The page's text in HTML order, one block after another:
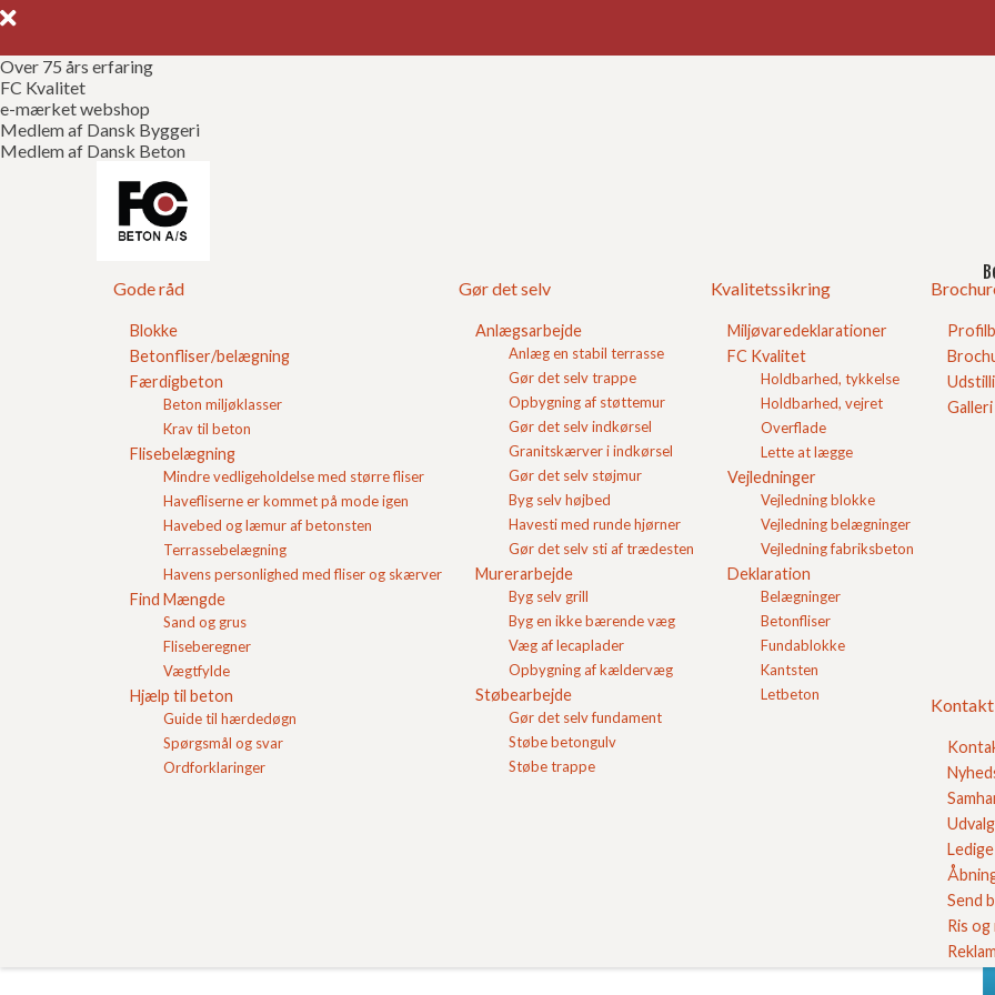
Over 75 års erfaring
FC Kvalitet
e-mærket webshop
Medlem af Dansk Byggeri
Medlem af Dansk Beton
Gode råd
Blokke
Betonfliser/belægning
Færdigbeton
Beton miljøklasser
Krav til beton
Flisebelægning
Mindre vedligeholdelse med større fliser
Havefliserne er kommet på mode igen
Havebed og læmur af betonsten
Terrassebelægning
Havens personlighed med fliser og skærver
Find Mængde
Sand og grus
Fliseberegner
Vægtfylde
Hjælp til beton
Guide til hærdedøgn
Spørgsmål og svar
Ordforklaringer
Gør det selv
Anlægsarbejde
Anlæg en stabil terrasse
Gør det selv trappe
Opbygning af støttemur
Gør det selv indkørsel
Granitskærver i indkørsel
Gør det selv støjmur
Byg selv højbed
Havesti med runde hjørner
Gør det selv sti af trædesten
Murerarbejde
Byg selv grill
Byg en ikke bærende væg
Væg af lecaplader
Opbygning af kældervæg
Støbearbejde
Gør det selv fundament
Støbe betongulv
Støbe trappe
Kvalitetssikring
Miljøvaredeklarationer
FC Kvalitet
Holdbarhed, tykkelse
Holdbarhed, vejret
Overflade
Lette at lægge
Vejledninger
Vejledning blokke
Vejledning belægninger
Vejledning fabriksbeton
Deklaration
Belægninger
Betonfliser
Fundablokke
Kantsten
Letbeton
Kontakt
Send
Ris
Gulvkonstruktioner af stålarmeret
beton
Temahæftet "Gulvkonstruktioner af stålarmeret beton - tillæg til
Beton-Teknik 6/17/1994 Gulvkonstruktioner af beton" er udgivet af
Aalborg Portland ved Jacob Thrysøe, Henrik Slot og Freddie Larsen.
I temahæftet finder du information omkring brugen af stålarmeret
beton til gulvkonstruktioner.
Du kan hente temahæftet "Gulvkonstruktioner af stålarmeret beton
- tillæg til Beton-Teknik 6/17/1994 Gulvkonstruktioner af beton"
gratis fra fc-beton.dk
Hos FC Beton kan du også bestillefærdigbeton
til byggeprojektet.
FC Beton samarbejder med erhvervsdrivende murermestre,
entreprenører og lignende erhverv som igennem en
aftale om
samhandelopnår besparelser på som færdigbeton.
Om
Se